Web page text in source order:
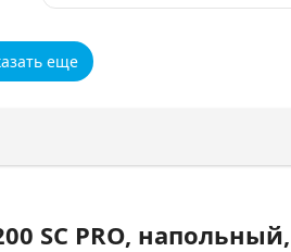
еще
SC PRO,